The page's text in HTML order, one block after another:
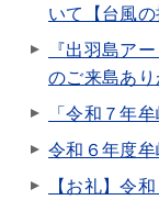
いて【台風の
『出羽島ア
のご来島あり
「令和７年
令和６年度
【お礼】令